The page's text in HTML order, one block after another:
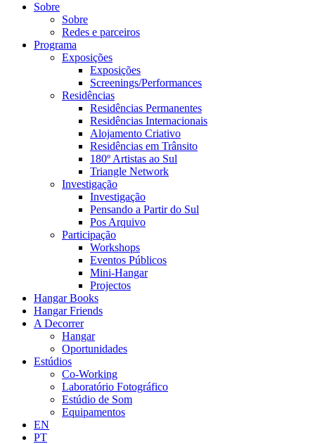
Sobre
Sobre
Redes e parceiros
Programa
Exposições
Exposições
Screenings/Performances
Residências
Residências Permanentes
Residências Internacionais
Alojamento Criativo
Residências em Trânsito
180º Artistas ao Sul
Triangle Network
Investigação
Investigação
Pensando a Partir do Sul
Pos Arquivo
Participação
Workshops
Eventos Públicos
Mini-Hangar
Projectos
Hangar Books
Hangar Friends
A Decorrer
Hangar
Oportunidades
Estúdios
Co-Working
Laboratório Fotográfico
Estúdio de Som
Equipamentos
EN
PT